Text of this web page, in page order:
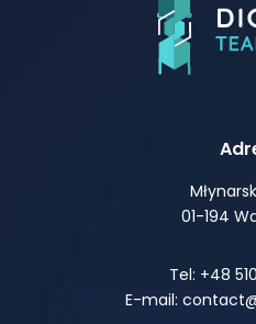
01-194
Tel: +48
E-mail: